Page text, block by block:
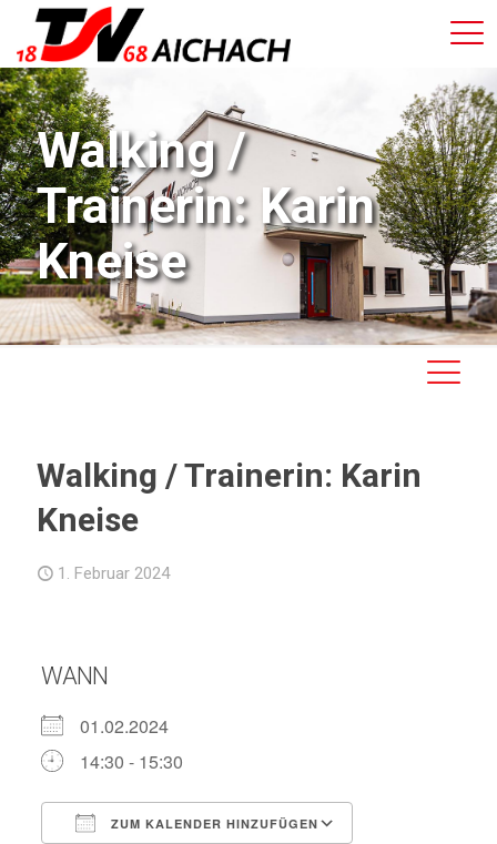
Walking /
Trainerin: Karin
Kneise
Walking / Trainerin: Karin
Kneise
1. Februar 2024
WANN
01.02.2024
14:30 - 15:30
ZUM KALENDER HINZUFÜGEN